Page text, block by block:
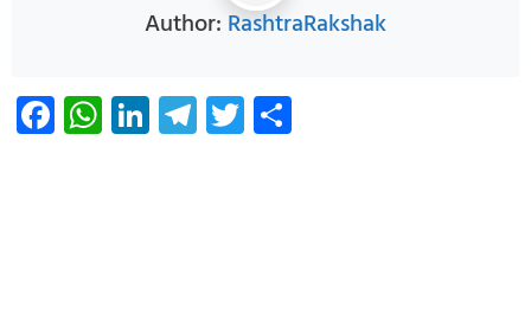
Author: RashtraRakshak
Facebook
WhatsApp
LinkedIn
Telegram
Twitter